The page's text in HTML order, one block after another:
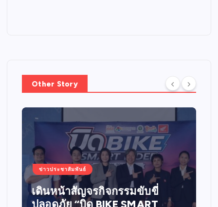
Other Story
ข่าวประชาสัมพันธ์
เดินหน้าสัญจรกิจกรรมขับขี่
ปลอดภัย “บิด BIKE SMART